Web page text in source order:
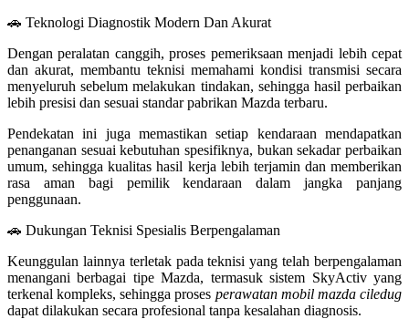
🚗 Teknologi Diagnostik Modern Dan Akurat
Dengan peralatan canggih, proses pemeriksaan menjadi lebih cepat
dan akurat, membantu teknisi memahami kondisi transmisi secara
menyeluruh sebelum melakukan tindakan, sehingga hasil perbaikan
lebih presisi dan sesuai standar pabrikan Mazda terbaru.
Pendekatan ini juga memastikan setiap kendaraan mendapatkan
penanganan sesuai kebutuhan spesifiknya, bukan sekadar perbaikan
umum, sehingga kualitas hasil kerja lebih terjamin dan memberikan
rasa aman bagi pemilik kendaraan dalam jangka panjang
penggunaan.
🚗 Dukungan Teknisi Spesialis Berpengalaman
Keunggulan lainnya terletak pada teknisi yang telah berpengalaman
menangani berbagai tipe Mazda, termasuk sistem SkyActiv yang
terkenal kompleks, sehingga proses perawatan mobil mazda ciledug
dapat dilakukan secara profesional tanpa kesalahan diagnosis.